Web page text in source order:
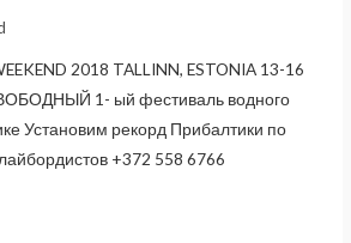
2018 TALLINN, ESTONIA 13-16
1- ый фестиваль водного
Установим рекорд Прибалтики по
+372 558 6766